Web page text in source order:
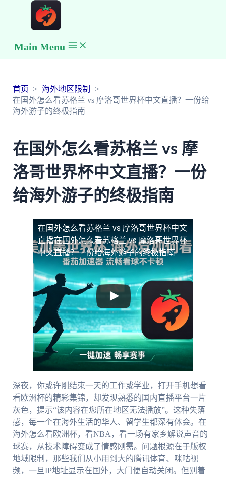
Main Menu
首页
海外地区限制
在国外怎么看苏格兰 vs 摩洛哥世界杯中文直播？一份给
海外游子的终极指南
在国外怎么看苏格兰 vs 摩
洛哥世界杯中文直播？一份
给海外游子的终极指南
在国外怎么看苏格兰 vs 摩洛哥世界杯中文
直播在国外怎么看苏格兰 vs 摩洛哥世界杯
中文直播？一份给海外游子的终极指南
深夜，你或许刚结束一天的工作或学业，打开手机想看
看欧洲杯的精彩集锦，却发现熟悉的国内直播平台一片
灰色，提示“该内容在您所在地区无法播放”。这种失落
感，每一个在海外生活的华人、留学生都深有体会。在
海外怎么看欧洲杯，看NBA，看一场有家乡解说声音的
球赛，从技术障碍变成了情感刚需。问题根源在于版权
地域限制，那些我们从小用到大的腾讯体育、咪咕视
频，一旦IP地址显示在国外，大门便自动关闭。但别着